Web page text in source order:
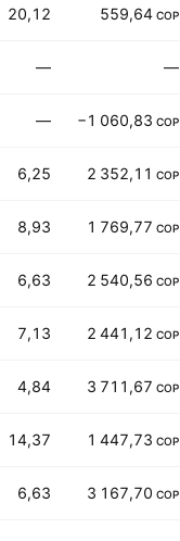
20,12 559,64 COP
— —
— −1 060,83 COP
6,25 2 352,11 COP
8,93 1 769,77 COP
6,63 2 540,56 COP
7,13 2 441,12 COP
4,84 3 711,67 COP
14,37 1 447,73 COP
6,63 3 167,70 COP